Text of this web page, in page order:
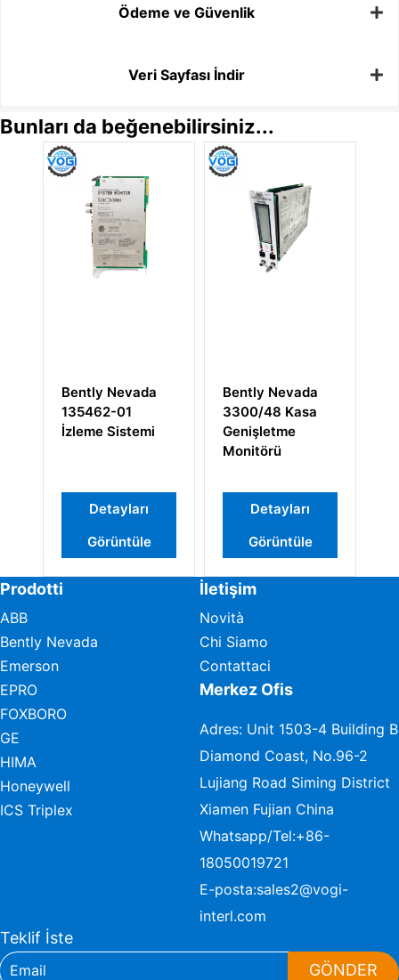
Ödeme ve Güvenlik
Veri Sayfası İndir
Bunları da beğenebilirsiniz...
Bently Nevada
3300/48 Kasa
Genişletme
Detayları
Görüntüle
Bently Nevada
139554-01
Detayları
Görüntüle
Prodotti
ABB
Bently Nevada
Emerson
EPRO
FOXBORO
GE
HIMA
Honeywell
ICS Triplex
İletişim
Novità
Chi Siamo
Contattaci
Merkez Ofis
Adres: Unit 1503-4 Building B
Diamond Coast, No.96-2
Lujiang Road Siming District
Xiamen Fujian China
Whatsapp/Tel:+86-
18050019721
E-posta:sales2@vogi-
interl.com
Teklif İste
GÖNDER